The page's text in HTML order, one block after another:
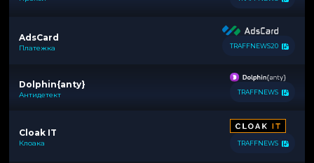
AdsCard
Платежка TRAFFNEWS20
Dolphin{anty}
Антидетект TRAFFNEWS
Cloak IT
Клоака TRAFFNEWS